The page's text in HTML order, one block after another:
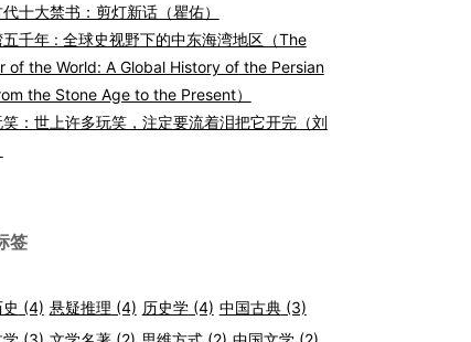
十大禁书：剪灯新话（瞿佑）
千年 : 全球史视野下的中东海湾地区（The
of the World: A Global History of the Persian
the Stone Age to the Present）
笑：世上许多玩笑，注定要流着泪把它开完（刘
签
(4) 悬疑推理 (4) 历史学(4) 中国古典(3)